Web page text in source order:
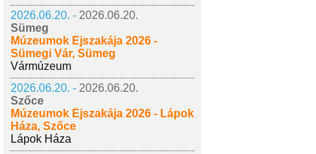
2026.06.20. - 2026.06.20.
Sümeg
Múzeumok Éjszakája 2026 -
Sümegi Vár, Sümeg
Vármúzeum
2026.06.20. - 2026.06.20.
Szőce
Múzeumok Éjszakája 2026 - Lápok
Háza, Szőce
Lápok Háza